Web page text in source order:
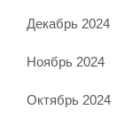
Декабрь 2024
Ноябрь 2024
Октябрь 2024